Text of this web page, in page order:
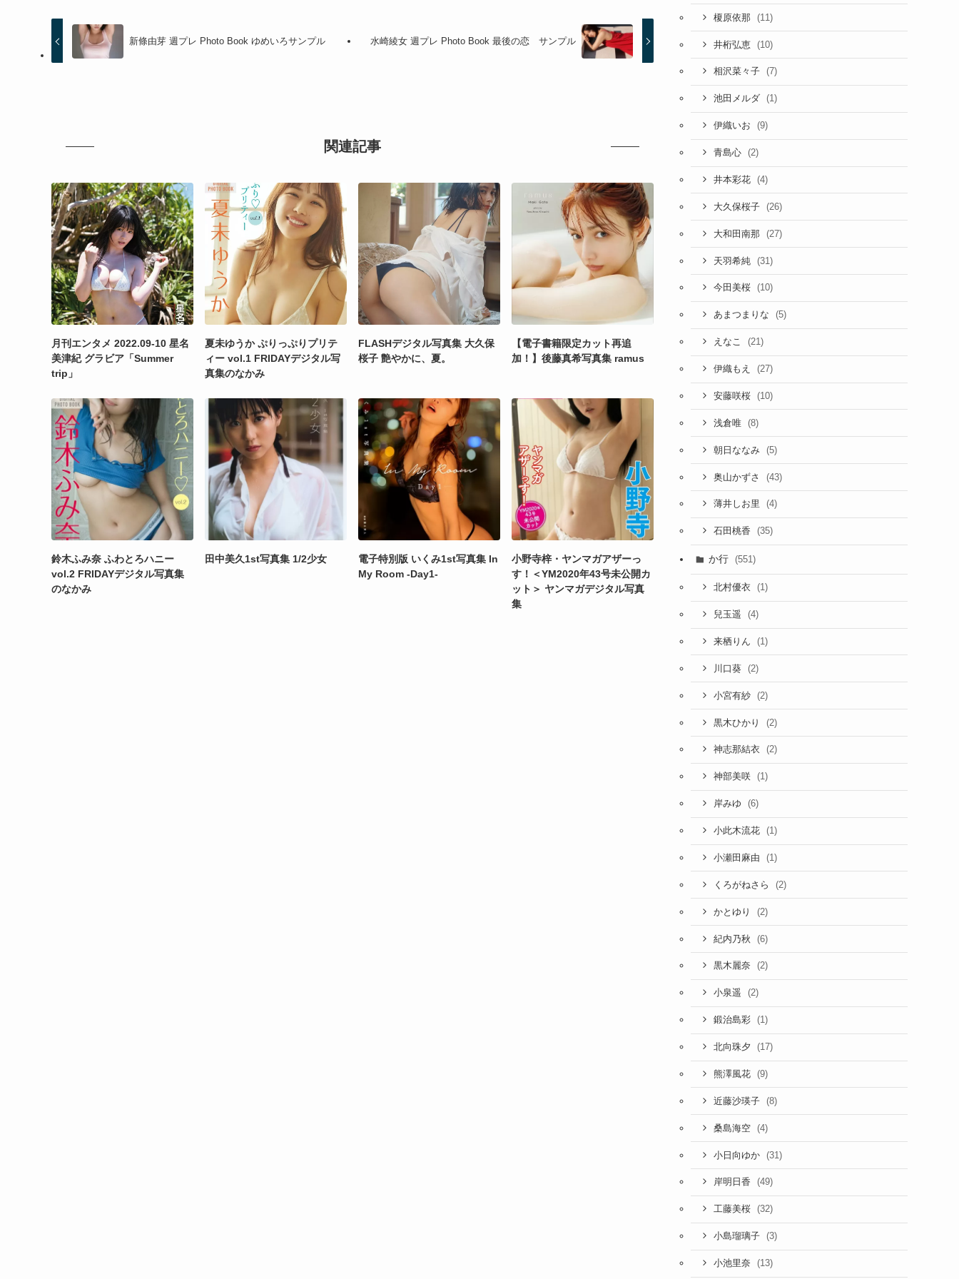
新條由芽 週プレ Photo Book ゆめいろサンプル 水崎綾女 週プレ Photo Book 最後の恋 サンプル
関連記事
月刊エンタメ 2022.09-10 星名
美津紀 グラビア「Summer
trip」
夏未ゆうか ぷりっぷりプリテ
ィー vol.1 FRIDAYデジタル写
真集のなかみ
FLASHデジタル写真集 大久保
桜子 艶やかに、夏。
【電子書籍限定カット再追
加！】後藤真希写真集 ramus
鈴木ふみ奈 ふわとろハニー
vol.2 FRIDAYデジタル写真集
のなかみ
田中美久1st写真集 1/2少女
電子特別版 いくみ1st写真集 In
My Room -Day1-
小野寺梓・ヤンマガアザーっ
す！＜YM2020年43号未公開カ
ット＞ ヤンマガデジタル写真
集
榎原依那 (11)
井桁弘恵 (10)
相沢菜々子 (7)
池田メルダ (1)
伊織いお (9)
青島心 (2)
井本彩花 (4)
大久保桜子 (26)
大和田南那 (27)
天羽希純 (31)
今田美桜 (10)
あまつまりな (5)
えなこ (21)
伊織もえ (27)
安藤咲桜 (10)
浅倉唯 (8)
朝日ななみ (5)
奥山かずさ (43)
薄井しお里 (4)
石田桃香 (35)
か行 (551)
北村優衣 (1)
兒玉遥 (4)
来栖りん (1)
川口葵 (2)
小宮有紗 (2)
黒木ひかり (2)
神志那結衣 (2)
神部美咲 (1)
岸みゆ (6)
小此木流花 (1)
小瀬田麻由 (1)
くろがねさら (2)
かとゆり (2)
紀内乃秋 (6)
黒木麗奈 (2)
小泉遥 (2)
鍛治島彩 (1)
北向珠夕 (17)
熊澤風花 (9)
近藤沙瑛子 (8)
桑島海空 (4)
小日向ゆか (31)
岸明日香 (49)
工藤美桜 (32)
小島瑠璃子 (3)
小池里奈 (13)